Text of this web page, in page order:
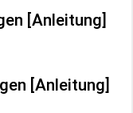
[Anleitung]
[Anleitung]